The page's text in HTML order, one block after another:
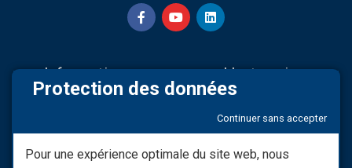
Informations
Modifier consentement RGPD
L'entreprise
Qui Sommes-nous
Infos LIVRAISON
Protection des données
Continuer sans accepter
Pour une expérience optimale du site web, nous